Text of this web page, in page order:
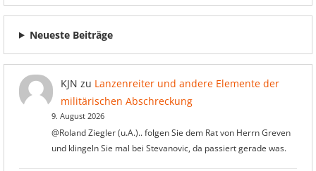
Neueste Beiträge
KJN zu Lanzenreiter und andere Elemente der
militärischen Abschreckung
9. August 2026
@Roland Ziegler (u.A.).. folgen Sie dem Rat von Herrn Greven
und klingeln Sie mal bei Stevanovic, da passiert gerade was.